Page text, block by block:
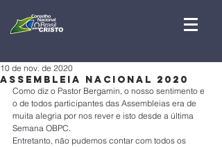
Assembleia Nacional 2020
10 de nov. de 2020
Como diz o Pastor Bergamin, o nosso sentimento e
o de todos participantes das Assembleias era de
muita alegria por nos rever e isto desde a última
Semana OBPC.
Entretanto, não pudemos contar com todos os